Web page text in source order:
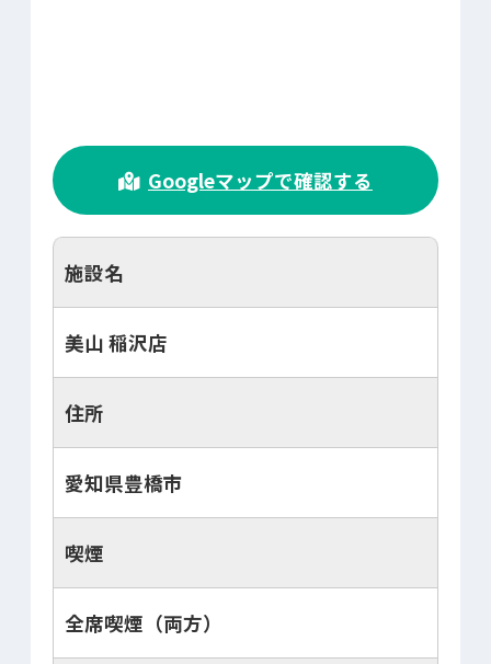
Googleマップで確認する
施設名
美山 稲沢店
住所
愛知県豊橋市
喫煙
全席喫煙（両方）